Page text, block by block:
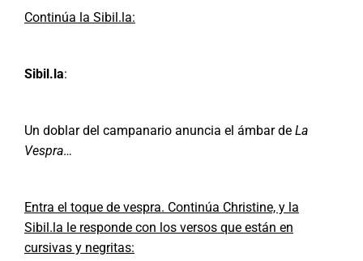
Continúa la Sibil.la:
Sibil.la:
Un doblar del campanario anuncia el ámbar de La
Vespra…
Entra el toque de vespra. Continúa Christine, y la
Sibil.la le responde con los versos que están en
cursivas y negritas: